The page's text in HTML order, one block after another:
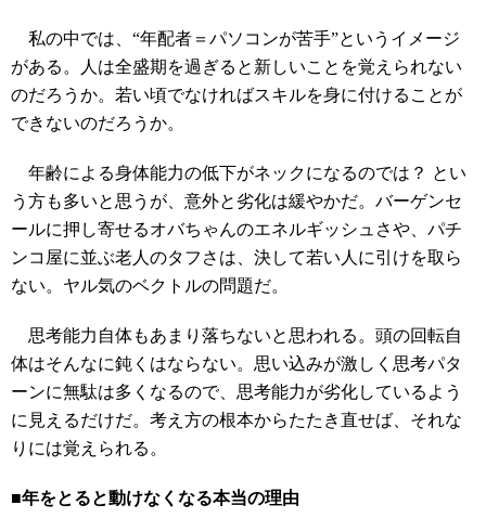
私の中では、“年配者＝パソコンが苦手”というイメージ
がある。人は全盛期を過ぎると新しいことを覚えられない
のだろうか。若い頃でなければスキルを身に付けることが
できないのだろうか。
年齢による身体能力の低下がネックになるのでは？ とい
う方も多いと思うが、意外と劣化は緩やかだ。バーゲンセ
ールに押し寄せるオバちゃんのエネルギッシュさや、パチ
ンコ屋に並ぶ老人のタフさは、決して若い人に引けを取ら
ない。ヤル気のベクトルの問題だ。
思考能力自体もあまり落ちないと思われる。頭の回転自
体はそんなに鈍くはならない。思い込みが激しく思考パタ
ーンに無駄は多くなるので、思考能力が劣化しているよう
に見えるだけだ。考え方の根本からたたき直せば、それな
りには覚えられる。
■年をとると動けなくなる本当の理由